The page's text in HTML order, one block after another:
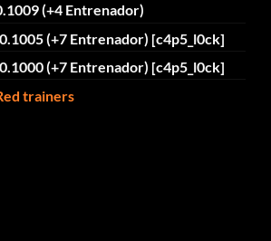
(+4 Entrenador)
(+7 Entrenador) [c4p5_l0ck]
(+7 Entrenador) [c4p5_l0ck]
trainers